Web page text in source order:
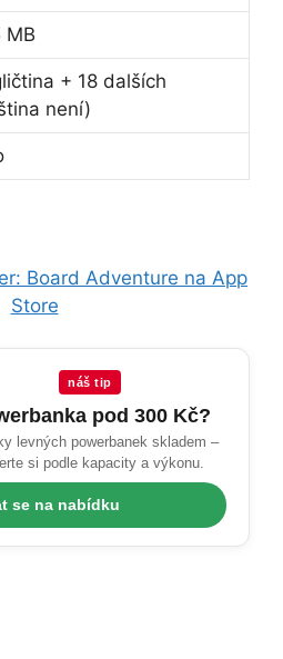
MB
+ 18 dalších
není)
Board Adventure na App
Store
náš tip
pod 300 Kč?
levných powerbanek skladem –
si podle kapacity a výkonu.
se na nabídku